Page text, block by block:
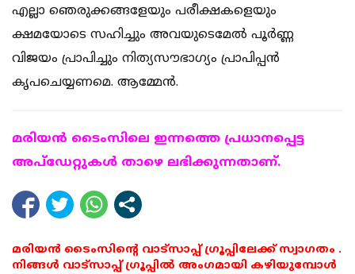
എല്ലാ ഞെരുക്കങ്ങളേയും പരീക്ഷകളെയും
ക്ഷമയോടെ സഹിച്ചും അവയുടെമേൽ പൂർണ്ണ
വിജയം പ്രാപിച്ചും നിത്യസൗഭാഗ്യം പ്രാപിപ്പൻ
കൃപചെയ്യണമെ. ആമ്മേൻ.
മരിയന്‍ ടൈംസിലെ ഇന്നത്തെ പ്രധാനപ്പെട്ട
അപ്ഡേറ്റുകള്‍ താഴെ ലഭിക്കുന്നതാണ്.
മരിയൻ ടൈംസിന്റെ വാട്സാപ്പ് ഗ്രൂപ്പിലേക്ക് സ്വാഗതം .
നിങ്ങൾ വാട്സാപ്പ് ഗ്രൂപ്പിൽ അംഗമായി കഴിയുമ്പോൾ